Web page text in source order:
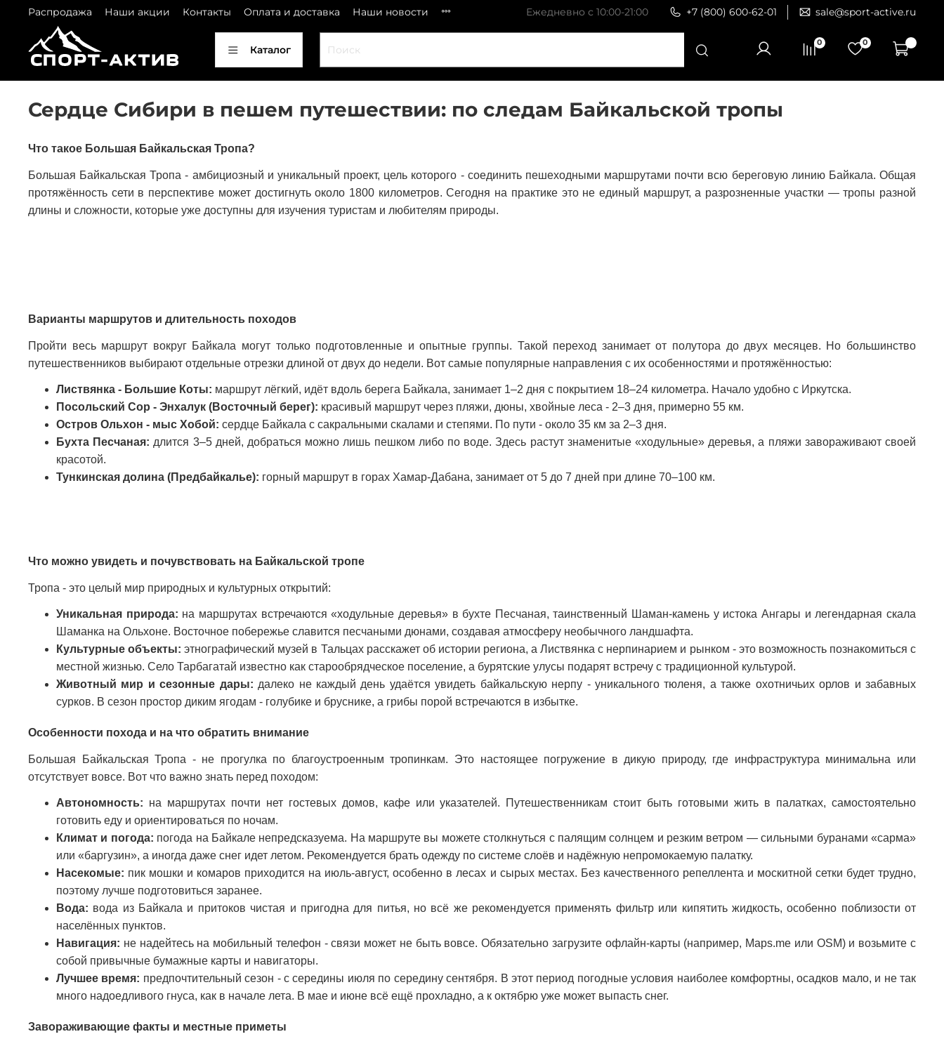
Распродажа Наши акции Контакты Оплата и доставка Наши новости Ежедневно с 10:00-21:00 +7 (800) 600-62-01 sale@sport-active.ru
Каталог
0 0
Сердце Сибири в пешем путешествии: по следам Байкальской тропы
Что такое Большая Байкальская Тропа?
Большая Байкальская Тропа - амбициозный и уникальный проект, цель которого - соединить пешеходными маршрутами почти всю береговую линию Байкала. Общая
протяжённость сети в перспективе может достигнуть около 1800 километров. Сегодня на практике это не единый маршрут, а разрозненные участки — тропы разной
длины и сложности, которые уже доступны для изучения туристам и любителям природы.
Варианты маршрутов и длительность походов
Пройти весь маршрут вокруг Байкала могут только подготовленные и опытные группы. Такой переход занимает от полутора до двух месяцев. Но большинство
путешественников выбирают отдельные отрезки длиной от двух до недели. Вот самые популярные направления с их особенностями и протяжённостью:
Листвянка - Большие Коты: маршрут лёгкий, идёт вдоль берега Байкала, занимает 1–2 дня с покрытием 18–24 километра. Начало удобно с Иркутска.
Посольский Сор - Энхалук (Восточный берег): красивый маршрут через пляжи, дюны, хвойные леса - 2–3 дня, примерно 55 км.
Остров Ольхон - мыс Хобой: сердце Байкала с сакральными скалами и степями. По пути - около 35 км за 2–3 дня.
Бухта Песчаная: длится 3–5 дней, добраться можно лишь пешком либо по воде. Здесь растут знаменитые «ходульные» деревья, а пляжи завораживают своей
красотой.
Тункинская долина (Предбайкалье): горный маршрут в горах Хамар-Дабана, занимает от 5 до 7 дней при длине 70–100 км.
Что можно увидеть и почувствовать на Байкальской тропе
Тропа - это целый мир природных и культурных открытий:
Уникальная природа: на маршрутах встречаются «ходульные деревья» в бухте Песчаная, таинственный Шаман-камень у истока Ангары и легендарная скала
Шаманка на Ольхоне. Восточное побережье славится песчаными дюнами, создавая атмосферу необычного ландшафта.
Культурные объекты: этнографический музей в Тальцах расскажет об истории региона, а Листвянка с нерпинарием и рынком - это возможность познакомиться с
местной жизнью. Село Тарбагатай известно как старообрядческое поселение, а бурятские улусы подарят встречу с традиционной культурой.
Животный мир и сезонные дары: далеко не каждый день удаётся увидеть байкальскую нерпу - уникального тюленя, а также охотничьих орлов и забавных
сурков. В сезон простор диким ягодам - голубике и бруснике, а грибы порой встречаются в избытке.
Особенности похода и на что обратить внимание
Большая Байкальская Тропа - не прогулка по благоустроенным тропинкам. Это настоящее погружение в дикую природу, где инфраструктура минимальна или
отсутствует вовсе. Вот что важно знать перед походом:
Автономность: на маршрутах почти нет гостевых домов, кафе или указателей. Путешественникам стоит быть готовыми жить в палатках, самостоятельно
готовить еду и ориентироваться по ночам.
Климат и погода: погода на Байкале непредсказуема. На маршруте вы можете столкнуться с палящим солнцем и резким ветром — сильными буранами «сарма»
или «баргузин», а иногда даже снег идет летом. Рекомендуется брать одежду по системе слоёв и надёжную непромокаемую палатку.
Насекомые: пик мошки и комаров приходится на июль-август, особенно в лесах и сырых местах. Без качественного репеллента и москитной сетки будет трудно,
поэтому лучше подготовиться заранее.
Вода: вода из Байкала и притоков чистая и пригодна для питья, но всё же рекомендуется применять фильтр или кипятить жидкость, особенно поблизости от
населённых пунктов.
Навигация: не надейтесь на мобильный телефон - связи может не быть вовсе. Обязательно загрузите офлайн-карты (например, Maps.me или OSM) и возьмите с
собой привычные бумажные карты и навигаторы.
Лучшее время: предпочтительный сезон - с середины июля по середину сентября. В этот период погодные условия наиболее комфортны, осадков мало, и не так
много надоедливого гнуса, как в начале лета. В мае и июне всё ещё прохладно, а к октябрю уже может выпасть снег.
Завораживающие факты и местные приметы